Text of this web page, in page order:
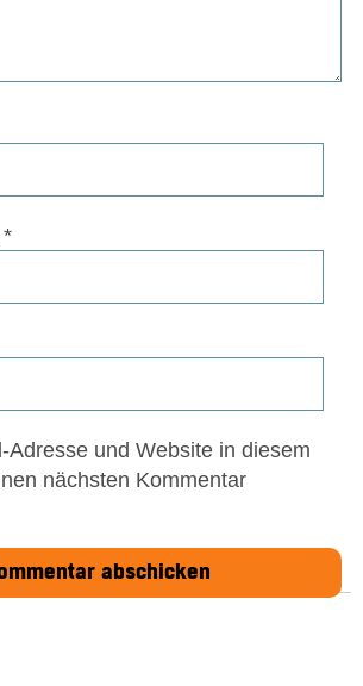
*
Adresse und Website in diesem
nächsten Kommentar